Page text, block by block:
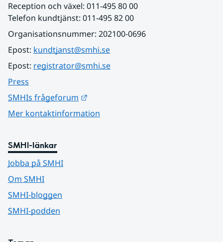
Reception och växel: 011-495 80 00
Telefon kundtjänst: 011-495 82 00
Organisationsnummer: 202100-0696
Epost: kundtjanst@smhi.se
Epost: registrator@smhi.se
Press
SMHIs frågeforum
Mer kontaktinformation
SMHI-länkar
Jobba på SMHI
Om SMHI
SMHI-bloggen
SMHI-podden